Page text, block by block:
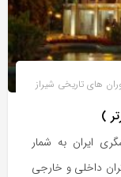
های تاریخی شیراز
ایران به شمار
داخلی و خارجی